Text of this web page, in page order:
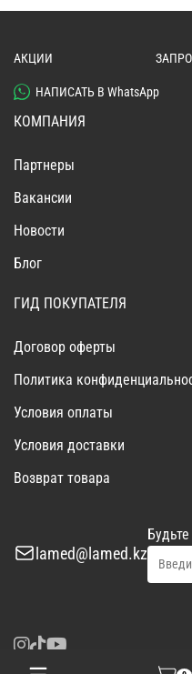
АКЦИИ
НАПИСАТЬ В WhatsApp
КОМПАНИЯ
Партнеры
Вакансии
Новости
Блог
ГИД ПОКУПАТЕЛЯ
Договор оферты
Политика
Условия оплаты
Условия доставки
Возврат товара
lamed@lamed.kz